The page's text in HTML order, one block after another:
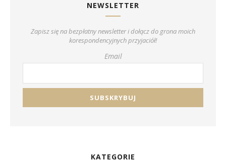
NEWSLETTER
Zapisz się na bezpłatny newsletter i dołącz do grona moich
korespondencyjnych przyjaciół!
Email
KATEGORIE